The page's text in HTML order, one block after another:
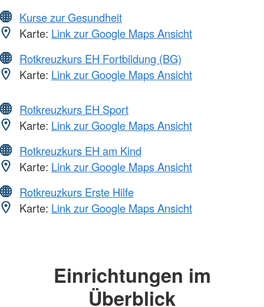
Kurse zur Gesundheit
Karte: Link zur Google Maps Ansicht
Rotkreuzkurs EH Fortbildung (BG)
Karte: Link zur Google Maps Ansicht
Rotkreuzkurs EH Sport
Karte: Link zur Google Maps Ansicht
Rotkreuzkurs EH am Kind
Karte: Link zur Google Maps Ansicht
Rotkreuzkurs Erste Hilfe
Karte: Link zur Google Maps Ansicht
Einrichtungen im
Überblick